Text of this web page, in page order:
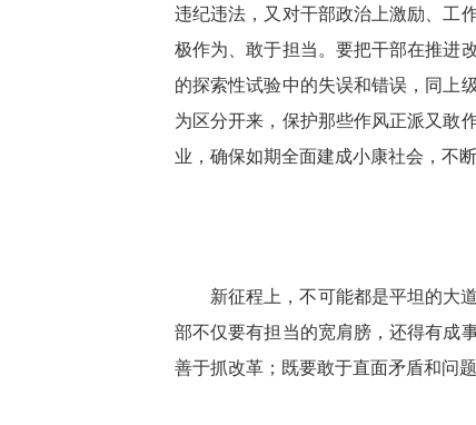
违纪违法，又对干部政治上激励、工
极作为、敢于担当。要把干部在推进
的探索性试验中的失误和错误，同上
为区分开来，保护那些作风正派又敢
业，确保如期全面建成小康社会，不
新征程上，不可能都是平坦的大
部不仅要有担当的宽肩膀，还得有成
善于抓改革；既要敢于直面矛盾和问